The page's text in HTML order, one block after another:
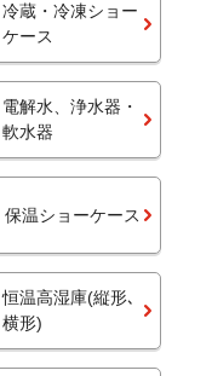
冷蔵・冷凍ショー
ケース
電解水、浄水器・
軟水器
保温ショーケース
恒温高湿庫(縦形､
横形)